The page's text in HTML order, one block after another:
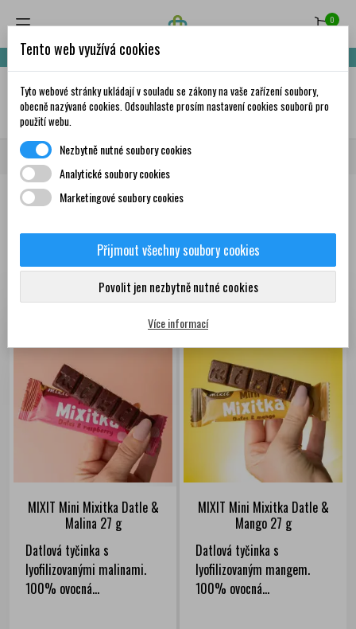
0
Nakupte za 999,- Kč a získáte dopravu zdarma!
✦AI
Domů Zdravá výživa Potraviny Zdravé mlsání
Produkty
Seřadit podle: První nové produkty
Zobrazení 1-12 z 191
položek
MIXIT Mini Mixitka Datle &
Malina 27 g
Datlová tyčinka s
lyofilizovanými malinami.
100% ovocná...
MIXIT Mini Mixitka Datle &
Mango 27 g
Datlová tyčinka s
lyofilizovaným mangem.
100% ovocná...
Tento web využívá cookies
Tyto webové stránky ukládají v souladu se zákony na vaše zařízení soubory,
obecně nazývané cookies. Odsouhlaste prosím nastavení cookies souborů pro
použití webu.
Nezbytně nutné soubory cookies
Analytické soubory cookies
Marketingové soubory cookies
Přijmout všechny soubory cookies
Povolit jen nezbytně nutné cookies
Více informací